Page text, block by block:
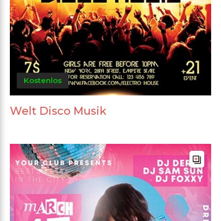
Kostenlos
Welt Disco Musik